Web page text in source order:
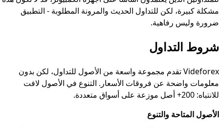
مشكلة كبيرة، لكن للتداول الحديث والمرونة المطلوبة - التطبيق
ضرورة وليس رفاهية.
شروط التداول
Videforex تقدم مجموعة واسعة من الأصول للتداول، لكن بدون
معلومات واضحة عن فروقات الأسعار. التنوع في الأصول لافت
للانتباه: 200+ أصل موزعة على أسواق متعددة.
الأصول المتاحة والتنوع